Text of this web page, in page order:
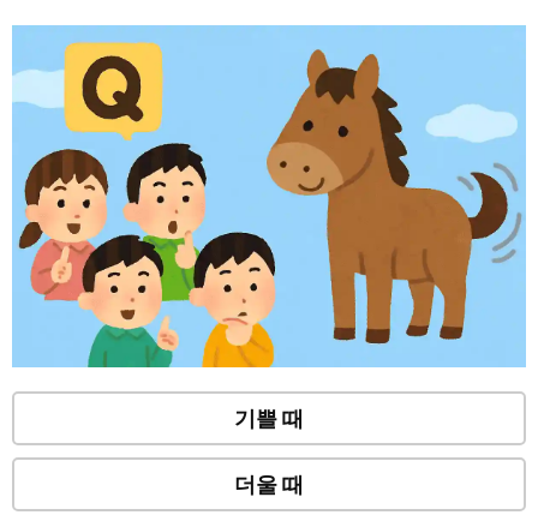
기쁠 때
더울 때